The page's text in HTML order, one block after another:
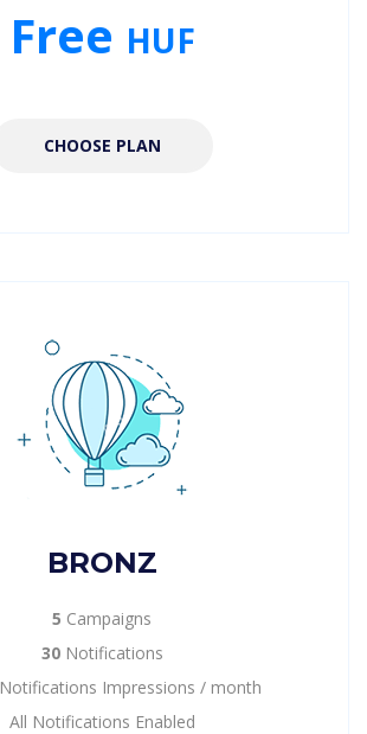
Free HUF
CHOOSE PLAN
BRONZ
5 Campaigns
30Notifications
Notifications Impressions / month
All Notifications Enabled